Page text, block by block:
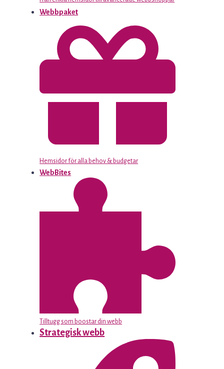
Webbpaket
Hemsidor för alla behov & budgetar
WebBites
Tilltugg som boostar din webb
Strategisk webb